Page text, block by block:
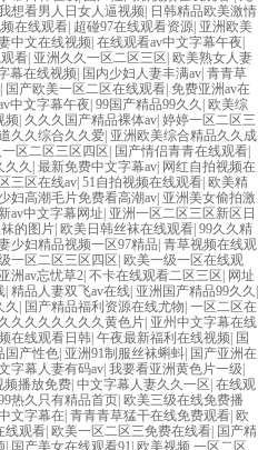
想看男人日女人逼视频| 日韩精品欧美激情
在线观看| 超碰97在线观看资源| 亚洲欧美
中文在线视频| 在线观看av中文字幕午夜|
看| 亚洲久久一区二区三区| 欧美熟女人妻
幕在线视频| 国内少妇人妻丰满av| 青青草
| 国产欧美一区二区在线观看| 免费亚洲av在
中文字幕午夜| 99国产精品99久久 | 欧美综
频| 久久久国产精品裸体av| 婷婷一区二区三
久久综合久久爱| 亚洲欧美综合精品久久成
区二区三区四区| 国产情侣青青在线观看|
久久 | 最新免费中文字幕av| 网红自拍视频在
三区在线av| 51自拍视频在线观看| 欧美精
少妇高潮毛片免费看高潮av| 亚洲美女偷拍激
av中文字幕网址| 亚洲一区二区三区新区日
的图片| 欧美日韩丝袜在线观看| 99久久精
少妇精品视频一区97精品| 青草视频在线观
一区二区三区四区| 欧美一级一区在线观
洲av忘忧草2| 不卡在线观看二区三区| 网址
| 精品人妻双飞av在线| 亚洲国产精品99久久 |
久 | 国产精品福利资源在线尤物| 一区二区在
久久久久久久久久黄色片| 亚州中文字幕在线
在线观看日韩| 午夜最新福利在线视频| 国
国产性色| 亚洲91制服丝袜蝌蚪| 国产亚洲在
字幕人妻有码av| 我要看亚洲黄色片一级|
频播放免费| 中文字幕人妻久久一区| 在线观
热久只有精品首页| 欧美三级在线免费播
文字幕在| 青青青草猛干在线免费观看| 欧
线观看| 欧美一区二区三免费在线看| 国产精
| 国产美女在线观看91| 欧美视频 一区二区